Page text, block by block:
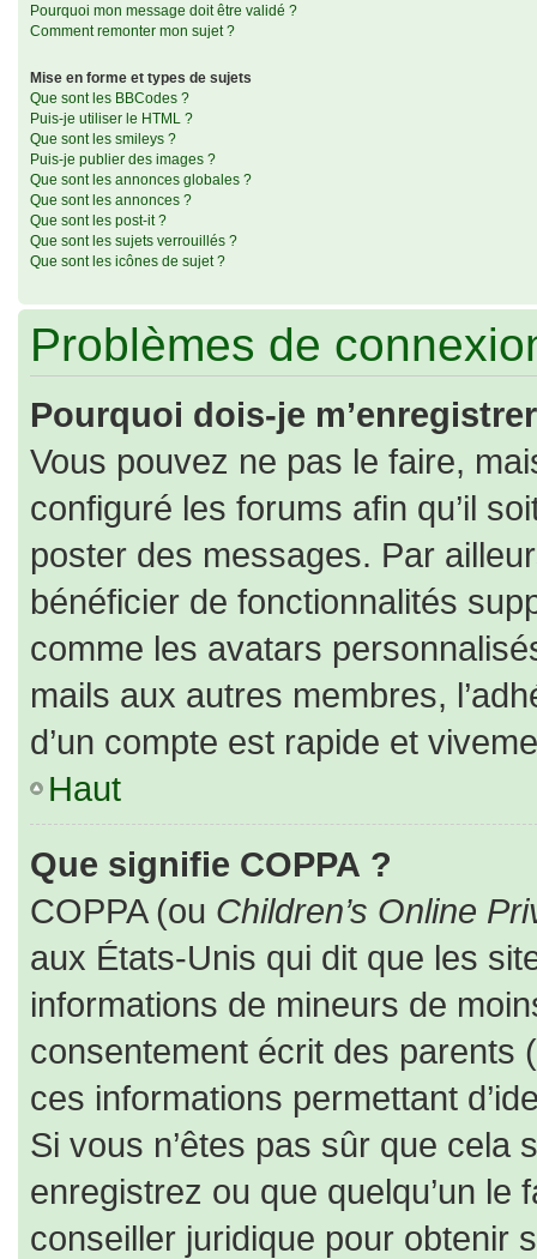
Pourquoi mon message doit être validé ?
Comment remonter mon sujet ?
Mise en forme et types de sujets
Que sont les BBCodes ?
Puis-je utiliser le HTML ?
Que sont les smileys ?
Puis-je publier des images ?
Que sont les annonces globales ?
Que sont les annonces ?
Que sont les post-it ?
Que sont les sujets verrouillés ?
Que sont les icônes de sujet ?
Problèmes de
Pourquoi dois-je
Vous pouvez ne pas le faire,
configuré les forums afin qu’il
poster des messages. Par
bénéficier de fonctionnalités
comme les avatars
mails aux autres membres,
d’un compte est rapide et
Haut
Que signifie COPPA ?
COPPA (ou Children’s Online
aux États-Unis qui dit que les
informations de mineurs de
consentement écrit des parents
ces informations permettant
Si vous n’êtes pas sûr que cela
enregistrez ou que quelqu’un
conseiller juridique pour obtenir